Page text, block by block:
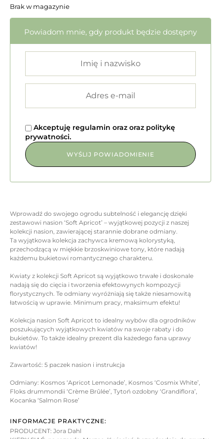
Brak w magazynie
Powiadom mnie, gdy produkt będzie dostępny
Akceptuję regulamin oraz oraz politykę
prywatności.
Wprowadź do swojego ogrodu subtelność i elegancję dzięki
zestawowi nasion ‘Soft Apricot’ – wyjątkowej pozycji z naszej
kolekcji nasion, zawierającej starannie dobrane odmiany.
Ta wyjątkowa kolekcja zachywca kremową kolorystyką,
przechodzącą w miękkie brzoskwiniowe tony, które nadają
każdemu bukietowi romantycznego charakteru.
Kwiaty z kolekcji Soft Apricot są wyjątkowo trwałe i doskonale
nadają się do cięcia i tworzenia efektowynych kompozycji
florystycznych. Te odmiany wyróżniają się także niesamowitą
łatwością w uprawie. Minimum pracy, maksimum efektu!
Kolekcja nasion Soft Apricot to idealny wybów dla ogrodników
poszukujących wyjątkowych kwiatów na swoje rabaty i do
bukietów. To także idealny prezent dla każedego fana uprawy
kwiatów!
Zawartość: 5 paczek nasion i instrukcja
Odmiany: Kosmos ‘Apricot Lemonade’, Kosmos ‘Cosmix White’,
Floks drummondii ‘Crème Brûlée’, Tytoń ozdobny ‘Grandiflora’,
Kocanka ‘Salmon Rose’
INFORMACJE PRAKTYCZNE:
PRODUCENT: Jora Dahl